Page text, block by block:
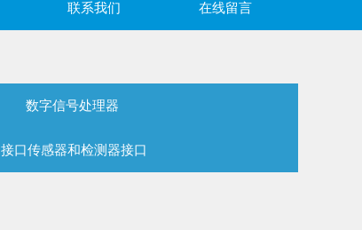
联系我们 在线留言
数字信号处理器
接口传感器和检测器接口